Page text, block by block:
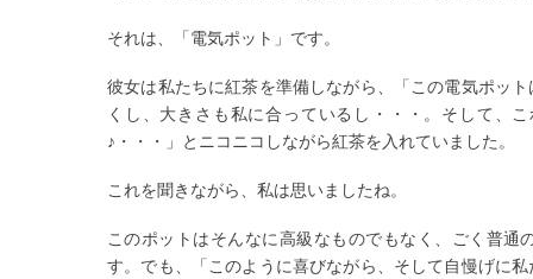
それは、「電気ポット」です。
彼女は私たちに紅茶を準備しながら、「この電気ポッ
くし、大きさも私に合っているし・・・。そして、
♪・・・」とニコニコしながら紅茶を入れていました。
これを聞きながら、私は思いましたね。
このポットはそんなに高級なものでもなく、ごく普
す。でも、「このように喜びながら、そして自慢げに